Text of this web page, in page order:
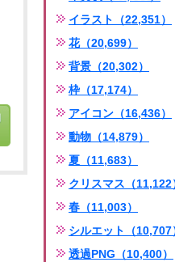
イラスト（22,351）
花（20,699）
背景（20,302）
枠（17,174）
アイコン（16,436）
動物（14,879）
夏（11,683）
クリスマス（11,122
春（11,003）
シルエット（10,707
透過PNG（10,400）